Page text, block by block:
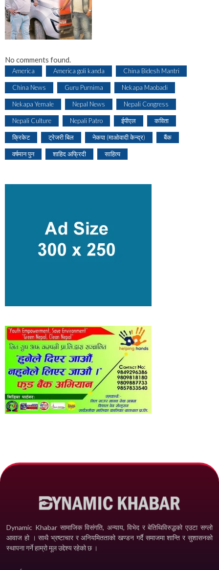
No comments found.
America America goli kanda China Bidesh Mantri
China News Guru Purnima Nekapa Maobadi
Nekapa Yemale Nepal News Nepali Congress
Nepali Culture Nepali Patro ईपीएल कविता
क्रिकेट ट्रेजरी बिल नेकपा (माओवादी केन्द्र) बैंक
वर्षमान पुन शाहिद अफ्रिदी साहित्य
Dynamic Khabar सामाजिक विसंगति, अन्याय, विभेद­ र बेतिथिविरुद्धको एउटा सग्लो
आवाज हो । साथै भ्रष्टाचार र अनियमितताको खण्डन गर्दै समाजमा शान्ति र सुशासनको
स्थापना गर्ने हाम्रो मूल उद्देश्य रहेको छ ।